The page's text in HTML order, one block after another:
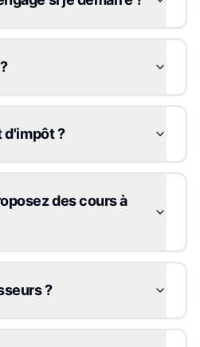
d'impôt ?
des cours à
?